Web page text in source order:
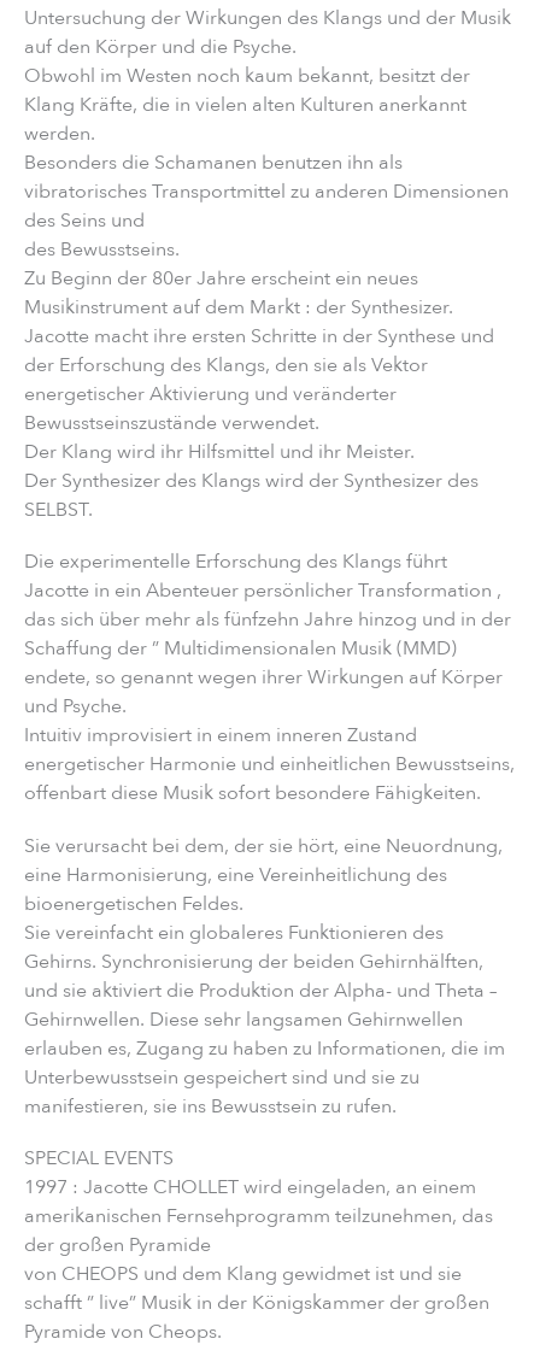
Untersuchung der Wirkungen des Klangs und der Musik
auf den Körper und die Psyche.
Obwohl im Westen noch kaum bekannt, besitzt der
Klang Kräfte, die in vielen alten Kulturen anerkannt
werden.
Besonders die Schamanen benutzen ihn als
vibratorisches Transportmittel zu anderen Dimensionen
des Seins und
des Bewusstseins.
Zu Beginn der 80er Jahre erscheint ein neues
Musikinstrument auf dem Markt : der Synthesizer.
Jacotte macht ihre ersten Schritte in der Synthese und
der Erforschung des Klangs, den sie als Vektor
energetischer Aktivierung und veränderter
Bewusstseinszustände verwendet.
Der Klang wird ihr Hilfsmittel und ihr Meister.
Der Synthesizer des Klangs wird der Synthesizer des
SELBST.
Die experimentelle Erforschung des Klangs führt
Jacotte in ein Abenteuer persönlicher Transformation ,
das sich über mehr als fünfzehn Jahre hinzog und in der
Schaffung der ” Multidimensionalen Musik (MMD)
endete, so genannt wegen ihrer Wirkungen auf Körper
und Psyche.
Intuitiv improvisiert in einem inneren Zustand
energetischer Harmonie und einheitlichen Bewusstseins,
offenbart diese Musik sofort besondere Fähigkeiten.
Sie verursacht bei dem, der sie hört, eine Neuordnung,
eine Harmonisierung, eine Vereinheitlichung des
bioenergetischen Feldes.
Sie vereinfacht ein globaleres Funktionieren des
Gehirns. Synchronisierung der beiden Gehirnhälften,
und sie aktiviert die Produktion der Alpha- und Theta –
Gehirnwellen. Diese sehr langsamen Gehirnwellen
erlauben es, Zugang zu haben zu Informationen, die im
Unterbewusstsein gespeichert sind und sie zu
manifestieren, sie ins Bewusstsein zu rufen.
SPECIAL EVENTS
1997 : Jacotte CHOLLET wird eingeladen, an einem
amerikanischen Fernsehprogramm teilzunehmen, das
der großen Pyramide
von CHEOPS und dem Klang gewidmet ist und sie
schafft ” live” Musik in der Königskammer der großen
Pyramide von Cheops.